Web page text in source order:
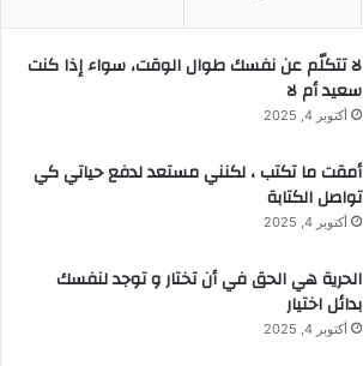
لا تتكلّم عن نفسك طوال الوقت، سواء إذا كنت
سعيد أم لا
أكتوبر 4, 2025
أمقت ما تكتب ، لكنني مستعد لدفع حياتي كي
تواصل الكتابة
أكتوبر 4, 2025
الحرية هي الحق في أن تختار و توجد لنفسك
بدائل اختيار
أكتوبر 4, 2025